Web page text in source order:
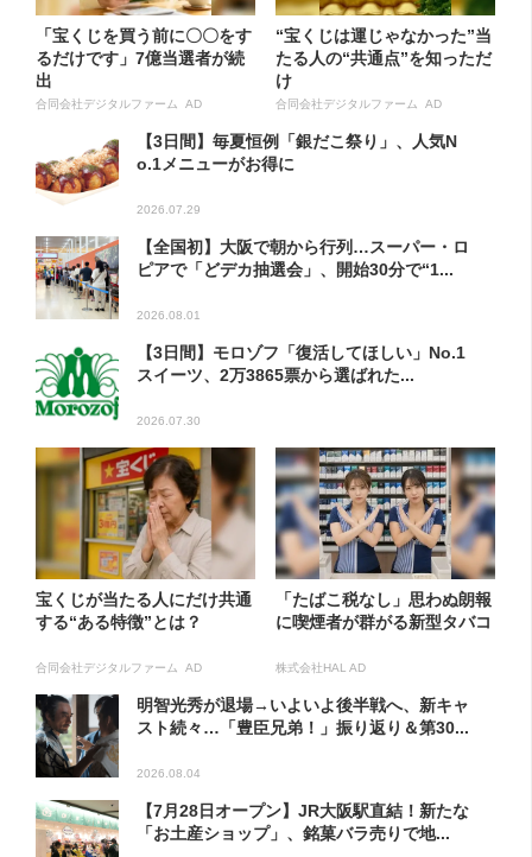
「宝くじを買う前に〇〇をす
るだけです」7億当選者が続
出
合同会社デジタルファーム AD
“宝くじは運じゃなかった”当
たる人の“共通点”を知っただ
け
合同会社デジタルファーム AD
【3日間】毎夏恒例「銀だこ祭り」、人気N
o.1メニューがお得に
2026.07.29
【全国初】大阪で朝から行列…スーパー・ロ
ピアで「どデカ抽選会」、開始30分で“1...
2026.08.01
【3日間】モロゾフ「復活してほしい」No.1
スイーツ、2万3865票から選ばれた...
2026.07.30
宝くじが当たる人にだけ共通
する“ある特徴”とは？
合同会社デジタルファーム AD
「たばこ税なし」思わぬ朗報
に喫煙者が群がる新型タバコ
株式会社HAL AD
明智光秀が退場→いよいよ後半戦へ、新キャ
スト続々…「豊臣兄弟！」振り返り＆第30...
2026.08.04
【7月28日オープン】JR大阪駅直結！新たな
「お土産ショップ」、銘菓バラ売りで地...